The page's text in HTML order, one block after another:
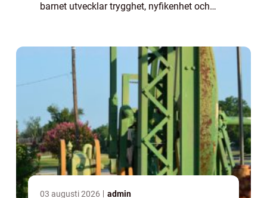
barnet utvecklar trygghet, nyfikenhet och
03 augusti 2026 admin